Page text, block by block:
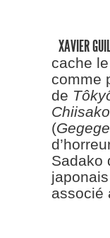
XAVIER
cache
comme
de
(
Sadako
associé